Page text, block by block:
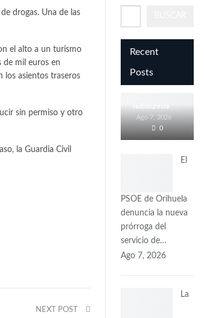
drogas. Una de las
el alto a un turismo
de mil euros en
los asientos traseros
sin permiso y otro
la Guardia Civil
NEXT POST
Recent
Posts
comienza
hoy sus
Fiestas
en Honor a
San Roque
radiosureste
Ago 7, 2026
0
El
PSOE de Orihuela
denuncia la nueva
prórroga del
servicio de…
Ago 7, 2026
La